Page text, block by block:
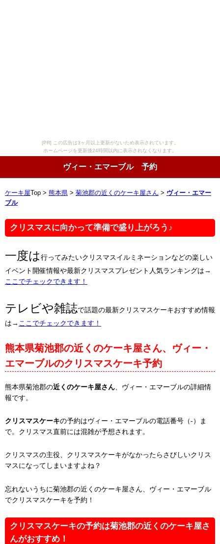
[PR] この広告は3ヶ月以上更新がないため表示されています。
ホームページを更新後24時間以内に表示されなくなります。
ヴィー・エマーブル 予約
ケーキ屋 Top > 熊本県 > 菊池郡の近くのケーキ屋さん > ヴィー・エマー
ブル
クリスマスに向かって準備で盛り上がろう♪
一度は行ってみたいクリスマスイルミネーションなどの楽しい
イベント開催情報や最新クリスマスプレゼント人気ランキングは→
ここでチェックできます！
テレビや雑誌で話題の最新クリスマスケーキおすすめ情報
は→ ここでチェックできます！
熊本県菊池郡の近くのケーキ屋さん、ヴィー・
エマーブルのクリスマスケーキ予約
熊本県菊池郡の近くのケーキ屋さん 、ヴィー・エマーブルの詳細情
報です。
クリスマスケーキの予約はヴィー・エマーブルの電話番号（-）ま
で。クリスマス直前には混雑が予想されます。
クリスマスの主役、クリスマスケーキがなかったらさびしいクリス
マスになってしまいますよね？
忘れないうちに菊池郡の近くのケーキ屋さん、ヴィー・エマーブル
でクリスマスケーキを予約！
クリスマスケーキの予約は菊池郡の近くのケーキ屋さ
んがおすすめ！